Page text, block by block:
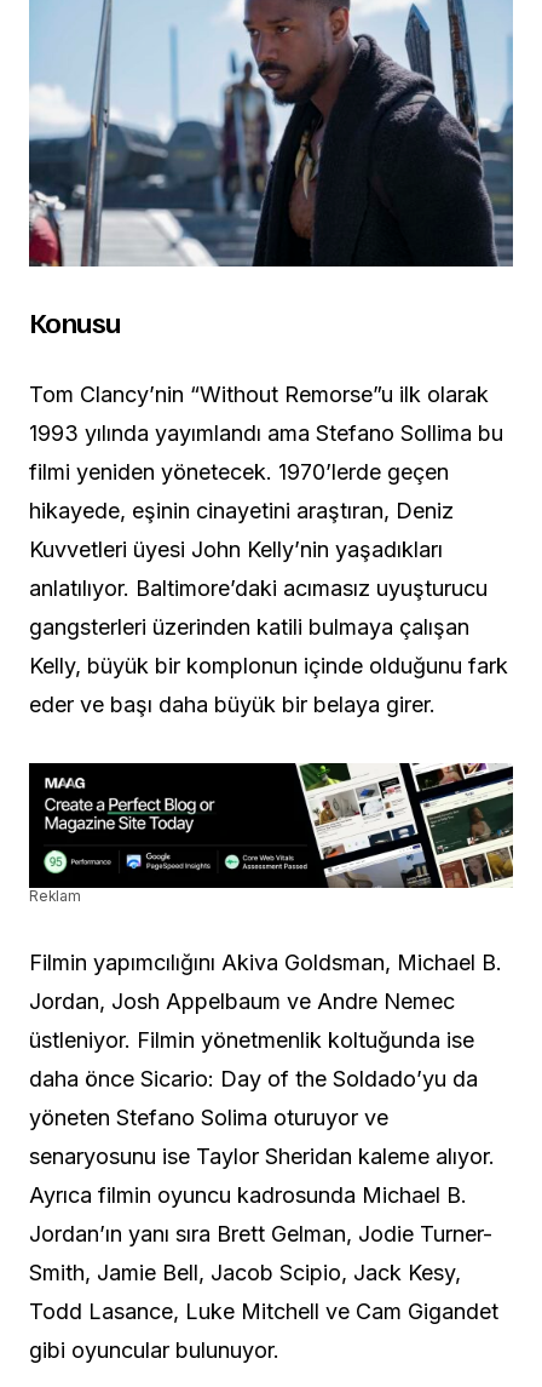
Konusu
Tom Clancy’nin “Without Remorse”u ilk olarak
1993 yılında yayımlandı ama Stefano Sollima bu
filmi yeniden yönetecek. 1970’lerde geçen
hikayede, eşinin cinayetini araştıran, Deniz
Kuvvetleri üyesi John Kelly’nin yaşadıkları
anlatılıyor. Baltimore’daki acımasız uyuşturucu
gangsterleri üzerinden katili bulmaya çalışan
Kelly, büyük bir komplonun içinde olduğunu fark
eder ve başı daha büyük bir belaya girer.
Reklam
Filmin yapımcılığını Akiva Goldsman, Michael B.
Jordan, Josh Appelbaum ve Andre Nemec
üstleniyor. Filmin yönetmenlik koltuğunda ise
daha önce Sicario: Day of the Soldado’yu da
yöneten Stefano Solima oturuyor ve
senaryosunu ise Taylor Sheridan kaleme alıyor.
Ayrıca filmin oyuncu kadrosunda Michael B.
Jordan’ın yanı sıra Brett Gelman, Jodie Turner-
Smith, Jamie Bell, Jacob Scipio, Jack Kesy,
Todd Lasance, Luke Mitchell ve Cam Gigandet
gibi oyuncular bulunuyor.